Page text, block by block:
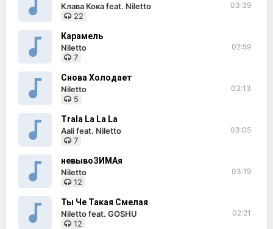
Клава Кока feat. Niletto
22
03:39
Карамель
Niletto
7
02:59
Снова Холодает
Niletto
5
03:13
Trala La La La
Aali feat. Niletto
7
03:05
невывоЗИМАя
Niletto
12
03:19
Ты Че Такая Смелая
Niletto feat. GOSHU
12
02:21